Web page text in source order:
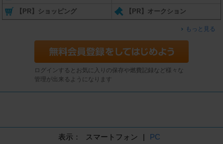
【PR】ショッピング 【PR】オークション
もっと見る
ログインするとお気に入りの保存や燃費記録など様々な
管理が出来るようになります
表示： スマートフォン | PC